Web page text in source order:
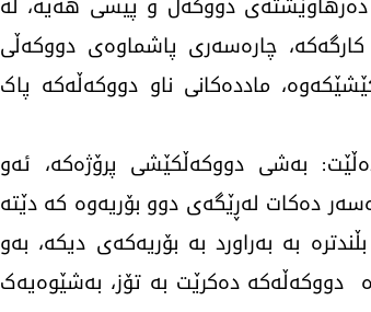
چارەسەری پاشماوەی دووکەڵی
ماددەکانی ناو دووکەڵەکە پاک
بەشی دووکەڵکێشی پرۆژەکە، ئەو
دەکات لەڕێگەی دوو بۆریەوە کە دێتە
بە بەراورد بە بۆریەکەی دیکە، بەو
تێیدا هەیە لەڕێگەی 14 فلتەرەوە دووکەڵەکە دەکرێت بە تۆز، بەشێوەیەک